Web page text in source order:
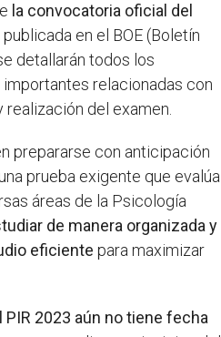
la convocatoria oficial del
en el BOE (Boletín
detallarán todos los
relacionadas con
del examen.
prepararse con anticipación
prueba exigente que evalúa
áreas de la Psicología
de manera organizada y
eficiente para maximizar
PIR 2023 aún no tiene fecha